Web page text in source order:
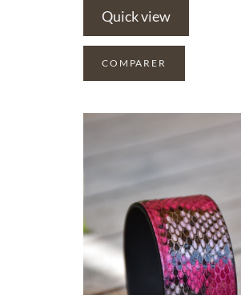
Quick view
COMPARER